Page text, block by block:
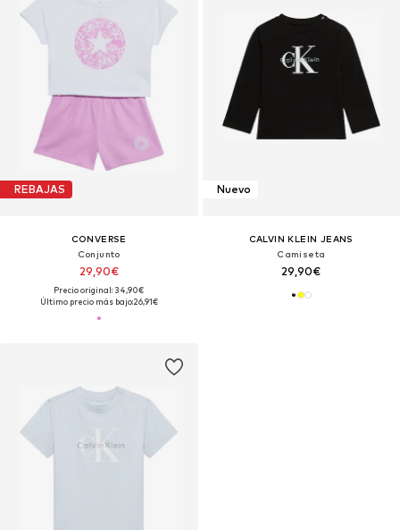
REBAJAS
CONVERSE
Conjunto
29,90€
Precio original: 34,90€
Último precio más bajo:26,91€
Nuevo
CALVIN KLEIN JEANS
Camiseta
29,90€